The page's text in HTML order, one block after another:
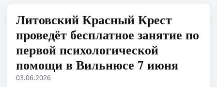
Литовский Красный Крест
проведёт бесплатное занятие по
первой психологической
помощи в Вильнюсе 7 июня
03.06.2026